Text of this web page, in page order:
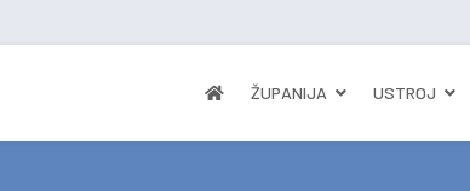
ŽUPANIJA USTROJ